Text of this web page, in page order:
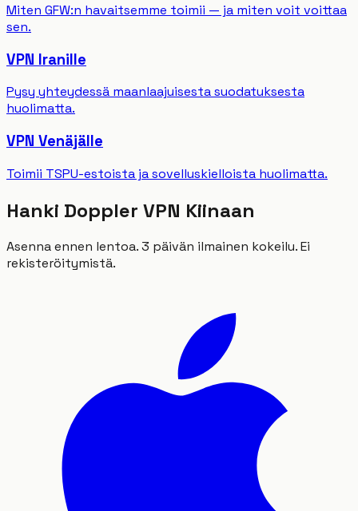
Miten GFW:n havaitsemme toimii — ja miten voit voittaa
sen.
VPN Iranille
Pysy yhteydessä maanlaajuisesta suodatuksesta
huolimatta.
VPN Venäjälle
Toimii TSPU-estoista ja sovelluskielloista huolimatta.
Hanki Doppler VPN Kiinaan
Asenna ennen lentoa. 3 päivän ilmainen kokeilu. Ei
rekisteröitymistä.